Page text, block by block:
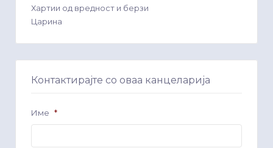
Хартии од вредност и берзи
Царина
Контактирајте со оваа канцеларија
Име *